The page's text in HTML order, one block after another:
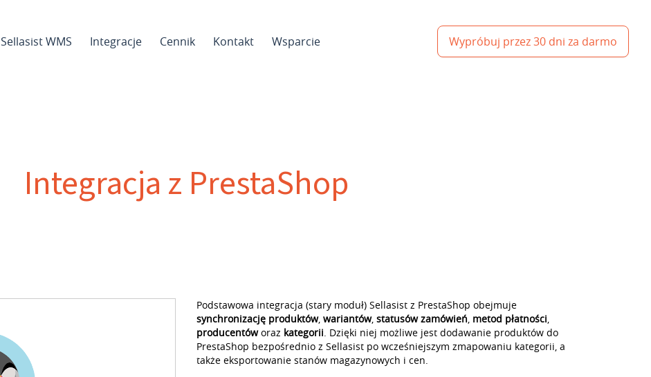
Sellasist WMS Integracje Cennik Kontakt Wsparcie Wypróbuj przez 30 dni za darmo
Integracja z PrestaShop
Podstawowa integracja (stary moduł) Sellasist z PrestaShop obejmuje
synchronizację produktów, wariantów, statusów zamówień, metod płatności,
producentóworaz kategorii. Dzięki niej możliwe jest dodawanie produktów do
PrestaShop bezpośrednio z Sellasist po wcześniejszym zmapowaniu kategorii, a
także eksportowanie stanów magazynowych i cen.